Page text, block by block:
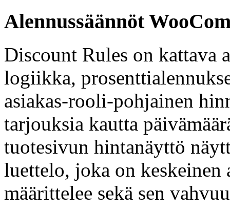
Alennussäännöt
Discount Rules on kattava
logiikka,
asiakas-rooli-pohjainen
tarjouksia kautta
tuotesivun hintanäyttö
luettelo, joka on
määrittelee sekä sen